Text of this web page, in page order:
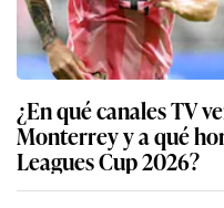
¿En qué canales TV
Monterrey y a qué
Leagues Cup 2026?